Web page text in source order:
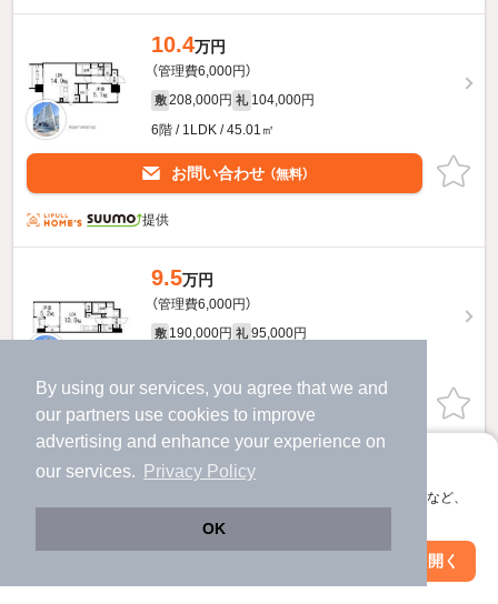
By using our services, you agree that we and
our partners use cookies to improve
advertising and enhance your experience on
our services.
Privacy Policy
OK
アプリに切り替えて、サクサクお部屋探し
会員登録なしですぐ使える。マップ検索やお気に入り保存など、
アプリを開く
10.4万円
（管理費6,000円）
敷 208,000円 礼 104,000円
6階 / 1LDK / 45.01㎡
お問い合わせ （無料）
提供
9.5万円
（管理費6,000円）
敷 190,000円 礼 95,000円
お問い合わせ
提供
10.3万円
（管理費6,000円）
絞り込み条件を変更